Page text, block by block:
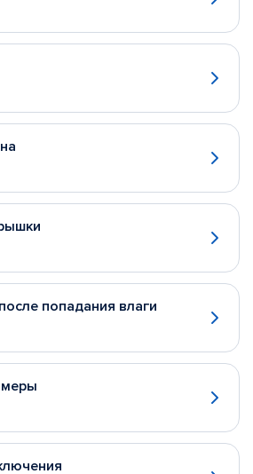
попадания влаги